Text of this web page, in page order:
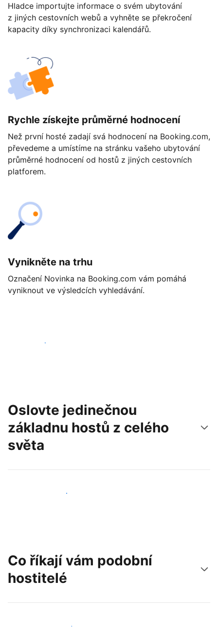
Hladce importujte informace o svém ubytování
z jiných cestovních webů a vyhněte se překročení
kapacity díky synchronizaci kalendářů.
Rychle získejte průměrné hodnocení
Než první hosté zadají svá hodnocení na Booking.com,
převedeme a umístíme na stránku vašeho ubytování
průměrné hodnocení od hostů z jiných cestovních
platforem.
Vynikněte na trhu
Označení Novinka na Booking.com vám pomáhá
vyniknout ve výsledcích vyhledávání.
Začít ještě dnes
Oslovte jedinečnou
základnu hostů z celého
světa
Oslovit nové hosty už dnes
Co říkají vám podobní
hostitelé
Připojit se k dalším hostitelům